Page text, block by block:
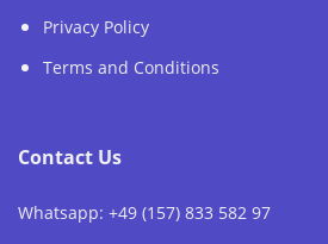
Privacy Policy
Terms and Conditions
Contact Us
Whatsapp: +49 (157) 833 582 97